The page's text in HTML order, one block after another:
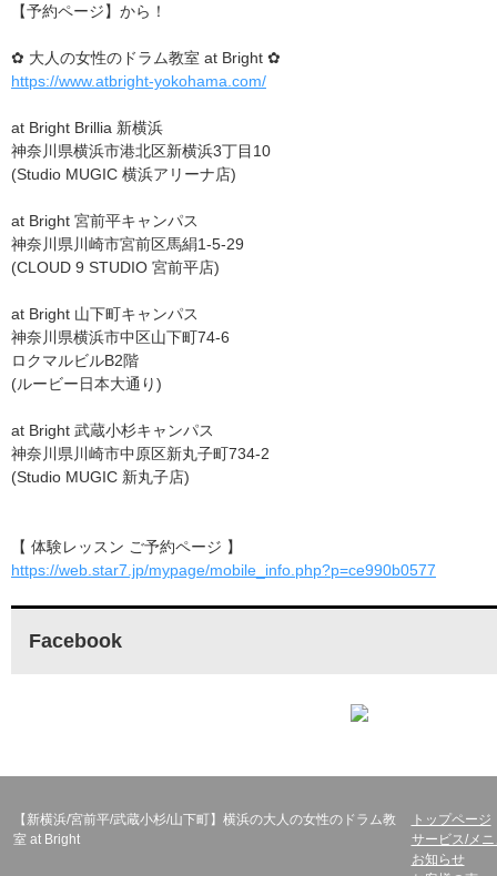
【予約ページ】から！
✿ 大人の女性のドラム教室 at Bright ✿
https://www.atbright-yokohama.com/
at Bright Brillia 新横浜
神奈川県横浜市港北区新横浜3丁目10
(Studio MUGIC 横浜アリーナ店)
at Bright 宮前平キャンパス
神奈川県川崎市宮前区馬絹1-5-29
(CLOUD 9 STUDIO 宮前平店)
at Bright 山下町キャンパス
神奈川県横浜市中区山下町74-6
ロクマルビルB2階
(ルービー日本大通り)
at Bright 武蔵小杉キャンパス
神奈川県川崎市中原区新丸子町734-2
(Studio MUGIC 新丸子店)
【 体験レッスン ご予約ページ 】
https://web.star7.jp/mypage/mobile_info.php?p=ce990b0577
Facebook
【新横浜/宮前平/武蔵小杉/山下町】横浜の大人の女性のドラム教
室 at Bright
トップページ
サービス/メ
お知らせ